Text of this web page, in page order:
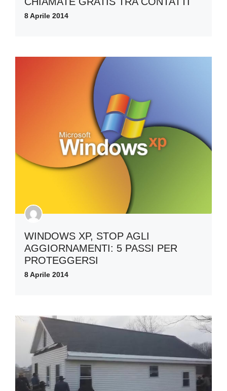
8 Aprile 2014
WINDOWS XP, STOP AGLI
AGGIORNAMENTI: 5 PASSI PER
PROTEGGERSI
8 Aprile 2014